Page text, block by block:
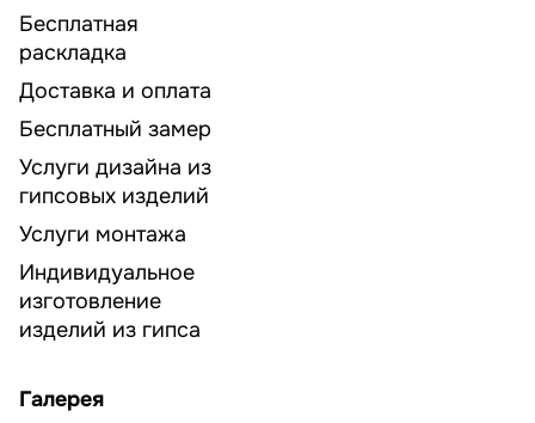
Бесплатная
раскладка
Доставка и оплата
Бесплатный замер
Услуги дизайна из
гипсовых изделий
Услуги монтажа
Индивидуальное
изготовление
изделий из гипса
Галерея